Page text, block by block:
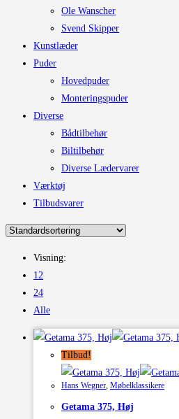
Ole Wanscher
Svend Skipper
Kunstlæder
Puder
Hovedpuder
Monteringspuder
Diverse
Bådtilbehør
Biltilbehør
Diverse Lædervarer
Værktøj
Tilbudsvarer
Visning:
12
24
Alle
Tilbud!
Hans Wegner, Møbelklassikere
Getama 375, Høj